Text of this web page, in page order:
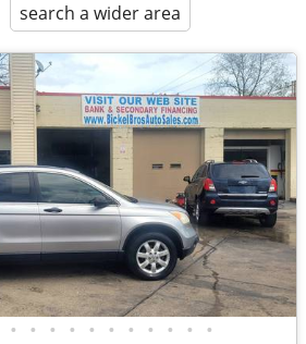
search a wider area
• • • • • • • • • • •